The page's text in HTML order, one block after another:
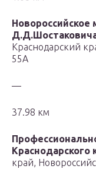
Краснодарский
55А
—
37.98 км
Краснодарского
край,